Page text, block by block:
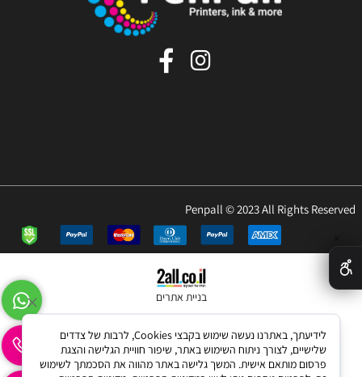
Penpall © 2023 All Rights Reserved
בניית אתרים
לידיעתך, באתרנו נעשה שימוש בקבצי Cookies, לרבות של צדדים
שלישיים, לצורך ניתוח השימוש באתר, שיפור חוויית הגלישה והצגת
פרסום מותאם אישית. המשך גלישה באתר מהווה את הסכמתך לשימוש